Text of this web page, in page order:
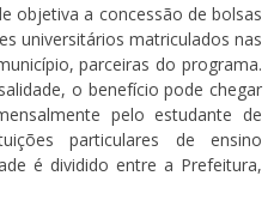
objetiva a concessão de bolsas
universitários matriculados nas
parceiras do programa.
o benefício pode chegar
pelo estudante de
particulares de ensino
é dividido entre a Prefeitura,